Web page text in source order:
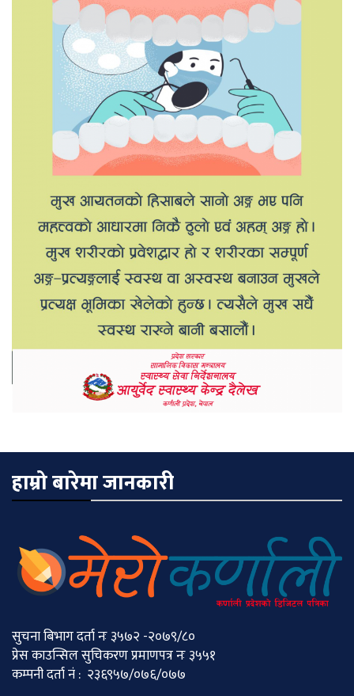
हाम्रो बारेमा जानकारी
सुचना बिभाग दर्ता नः ३५७२ -२०७९/८०
प्रेस काउन्सिल सुचिकरण प्रमाणपत्र नः ३५५१
कम्पनी दर्ता नं : २३६९५७/०७६/०७७